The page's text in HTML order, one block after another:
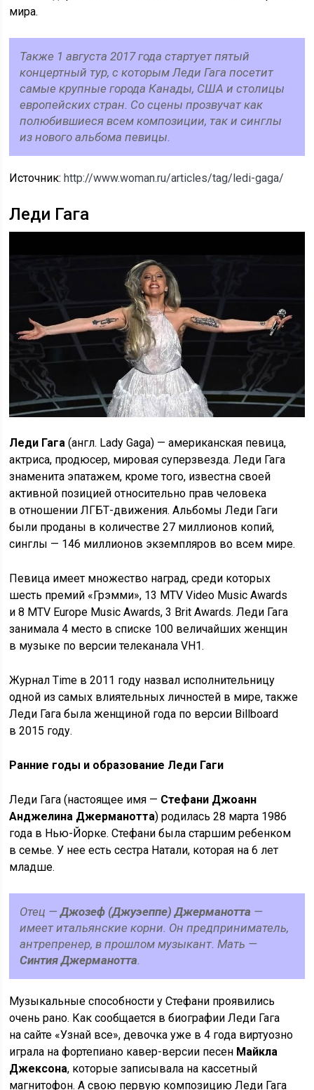
мира.
Также 1 августа 2017 года стартует пятый
концертный тур, с которым Леди Гага посетит
самые крупные города Канады, США и столицы
европейских стран. Со сцены прозвучат как
полюбившиеся всем композиции, так и синглы
из нового альбома певицы.
Источник: http://www.woman.ru/articles/tag/ledi-gaga/
Леди Гага
Леди Гага (англ. Lady Gaga) — американская певица,
актриса, продюсер, мировая суперзвезда. Леди Гага
знаменита эпатажем, кроме того, известна своей
активной позицией относительно прав человека
в отношении ЛГБТ-движения. Альбомы Леди Гаги
были проданы в количестве 27 миллионов копий,
синглы — 146 миллионов экземпляров во всем мире.
Певица имеет множество наград, среди которых
шесть премий «Грэмми», 13 MTV Video Music Awards
и 8 MTV Europe Music Awards, 3 Brit Awards. Леди Гага
занимала 4 место в списке 100 величайших женщин
в музыке по версии телеканала VH1.
Журнал Time в 2011 году назвал исполнительницу
одной из самых влиятельных личностей в мире, также
Леди Гага была женщиной года по версии Billboard
в 2015 году.
Ранние годы и образование Леди Гаги
Леди Гага (настоящее имя — Стефани Джоанн
Анджелина Джерманотта) родилась 28 марта 1986
года в Нью-Йорке. Стефани была старшим ребенком
в семье. У нее есть сестра Натали, которая на 6 лет
младше.
Отец —Джозеф (Джуэеппе) Джерманотта —
имеет итальянские корни. Он предприниматель,
антрепренер, в прошлом музыкант. Мать —
Синтия Джерманотта.
Музыкальные способности у Стефани проявились
очень рано. Как сообщается в биографии Леди Гага
на сайте «Узнай все», девочка уже в 4 года виртуозно
играла на фортепиано кавер-версии песен Майкла
Джексона, которые записывала на кассетный
магнитофон. А свою первую композицию Леди Гага